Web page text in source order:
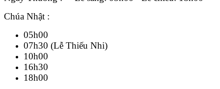
Chúa Nhật :
05h00
07h30 (Lễ Thiếu Nhi)
10h00
16h30
18h00